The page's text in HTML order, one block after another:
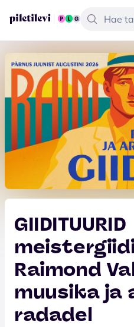
GIIDITUURID
Raimond
muusika ja
radadel